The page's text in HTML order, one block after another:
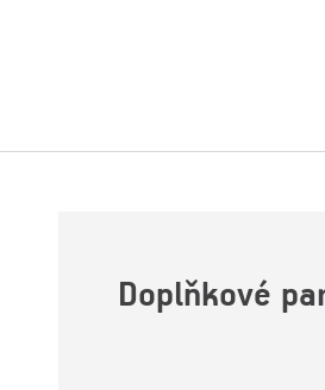
Doplňkové